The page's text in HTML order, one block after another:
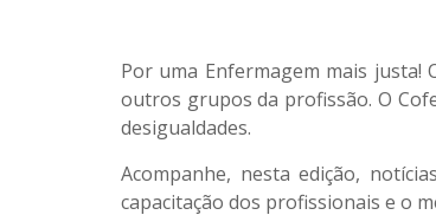
107ª
Por uma Enfermagem mais
outros grupos da profissão. O
desigualdades.
Acompanhe, nesta edição,
capacitação dos profissionais e o